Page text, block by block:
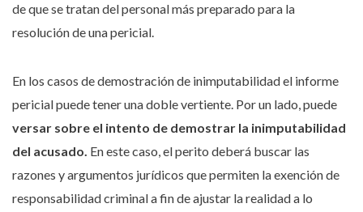
de que se tratan del personal más preparado para la
resolución de una pericial.
En los casos de demostración de inimputabilidad el informe
pericial puede tener una doble vertiente. Por un lado, puede
versar sobre el intento de demostrar la inimputabilidad
del acusado. En este caso, el perito deberá buscar las
razones y argumentos jurídicos que permiten la exención de
responsabilidad criminal a fin de ajustar la realidad a lo